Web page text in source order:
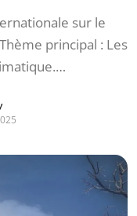
sur le
principal : Les